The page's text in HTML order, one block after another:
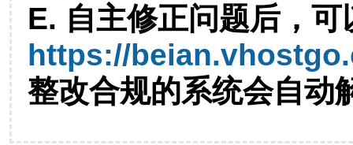
E. 自主修正问题后，可
https://
整改合规的系统会自动